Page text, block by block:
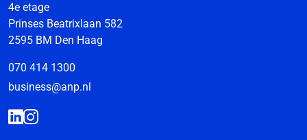
4e etage
Prinses Beatrixlaan 582
2595 BM Den Haag
070 414 1300
business@anp.nl